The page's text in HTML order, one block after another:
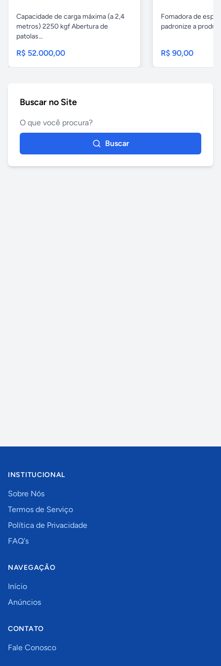
Capacidade de carga máxima (a 2,4
metros) 2250 kgf Abertura de
patolas...
R$ 52.000,00
Fomadora de
padronize a
R$ 90,00
Buscar no Site
Buscar
INSTITUCIONAL
Sobre Nós
Termos de Serviço
Política de Privacidade
FAQ's
NAVEGAÇÃO
Início
Anúncios
CONTATO
Fale Conosco